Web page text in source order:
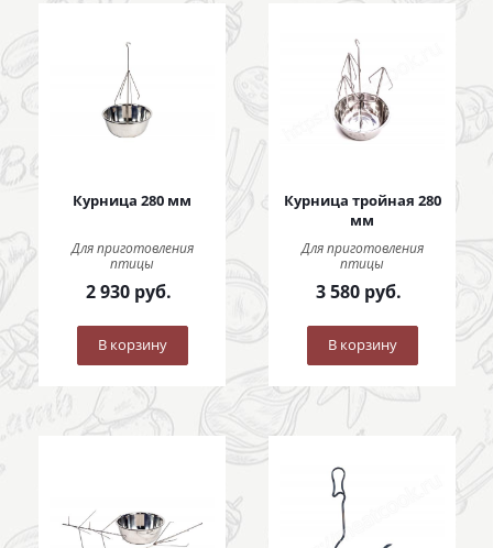
Курница 280 мм
Для приготовления
птицы
2 930руб.
В корзину
Курница тройная 280
мм
Для приготовления
птицы
3 580руб.
В корзину